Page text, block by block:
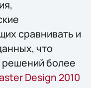
сравнивать и
что
решений более
Design 2010